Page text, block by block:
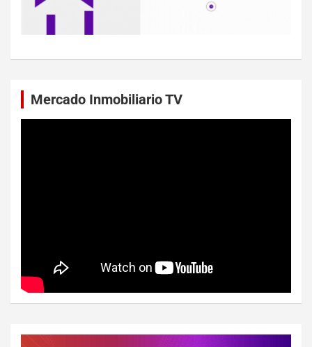
Mercado Inmobiliario TV